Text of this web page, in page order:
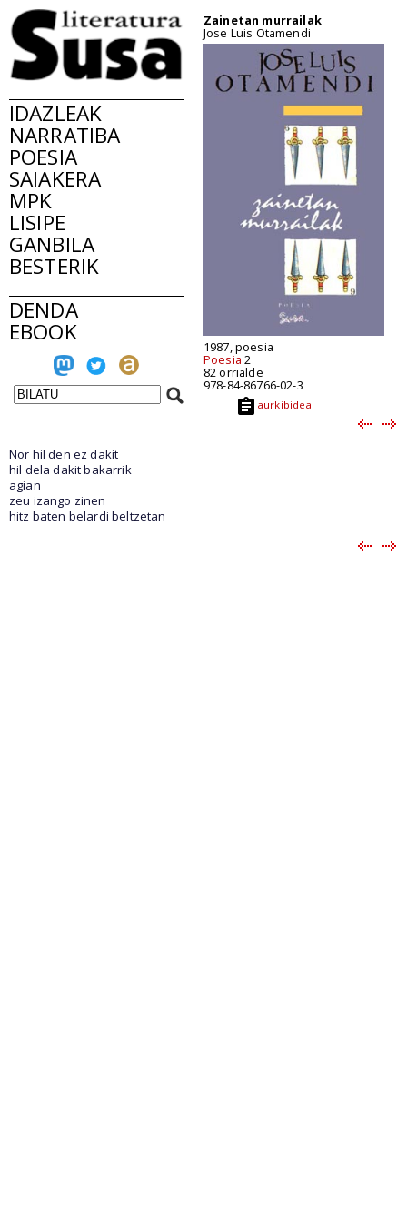
IDAZLEAK
NARRATIBA
POESIA
SAIAKERA
MPK
LISIPE
GANBILA
BESTERIK
DENDA
EBOOK
Zainetan murrailak
Jose Luis Otamendi
1987, poesia
Poesia 2
82 orrialde
978-84-86766-02-3
aurkibidea
Nor hil den ez dakit
hil dela dakit bakarrik
agian
zeu izango zinen
hitz baten belardi beltzetan